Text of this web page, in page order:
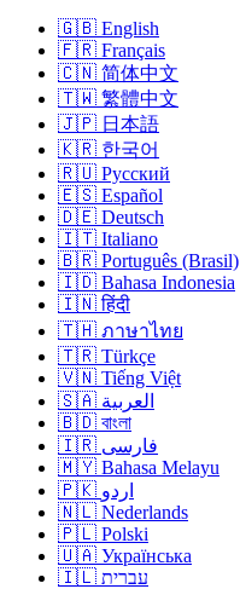
🇬🇧 English
🇫🇷 Français
🇨🇳 简体中文
🇹🇼 繁體中文
🇯🇵 日本語
🇰🇷 한국어
🇷🇺 Русский
🇪🇸 Español
🇩🇪 Deutsch
🇮🇹 Italiano
🇧🇷 Português (Brasil)
🇮🇩 Bahasa Indonesia
🇮🇳 हिंदी
🇹🇭 ภาษาไทย
🇹🇷 Türkçe
🇻🇳 Tiếng Việt
🇸🇦 العربية
🇧🇩 বাংলা
🇮🇷 فارسی
🇲🇾 Bahasa Melayu
🇵🇰 اردو
🇳🇱 Nederlands
🇵🇱 Polski
🇺🇦 Українська
🇮🇱 עברית